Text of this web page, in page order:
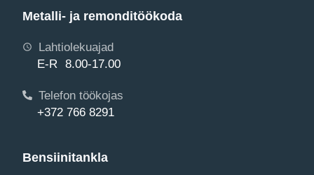
Metalli- ja remonditöökoda
Lahtiolekuajad
E-R 8.00-17.00
Telefon töökojas
+372 766 8291
Bensiinitankla